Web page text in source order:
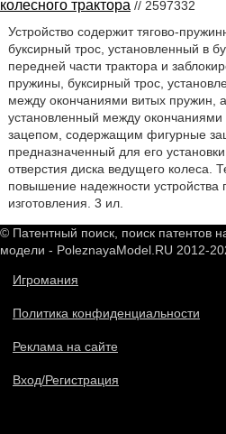
колесного трактора // 2597332
Устройство содержит тягово-
буксирный трос, установленный в
передней части трактора и
пружины, буксирный трос,
между окончаниями витых пружин,
установленный между
зацепом, содержащим фигурные
предназначенный для его
отверстия диска ведущего колеса.
повышение надежности устройства
изготовления. 3 ил.
© Патентный поиск, поиск патентов
модели - PoleznayaModel.RU 2012-
Игромания
Политика конфиденциальности
Реклама на сайте
Вход/Регистрация